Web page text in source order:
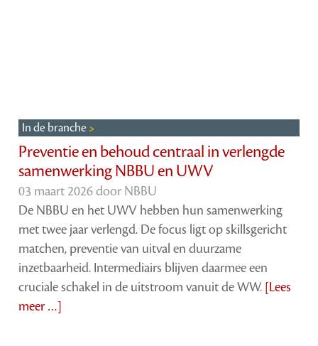
In de branche
Preventie en behoud centraal in verlengde
samenwerking NBBU en UWV
03 maart 2026 door NBBU
De NBBU en het UWV hebben hun samenwerking
met twee jaar verlengd. De focus ligt op skillsgericht
matchen, preventie van uitval en duurzame
inzetbaarheid. Intermediairs blijven daarmee een
cruciale schakel in de uitstroom vanuit de WW. [Lees
meer …]